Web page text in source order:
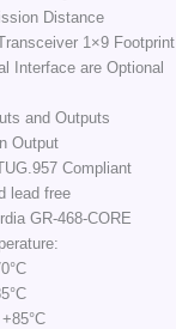
Distance
1×9 Footprint
Interface are Optional
and Outputs
Output
Compliant
lead free
GR-468-CORE